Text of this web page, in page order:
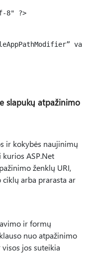
8" ?>
slapukų atpažinimo
ir kokybės naujinimų
kurios ASP.Net
ženklų URI,
arba prarasta ar
ir formų
nuo atpažinimo
jos suteikia